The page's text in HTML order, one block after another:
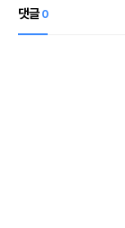
댓글0